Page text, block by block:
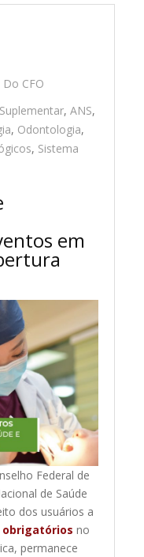
CFO
,ANS,
, Odontologia,
, Sistema
em
Federal de
de Saúde
dos usuários a
obrigatórios no
permanece